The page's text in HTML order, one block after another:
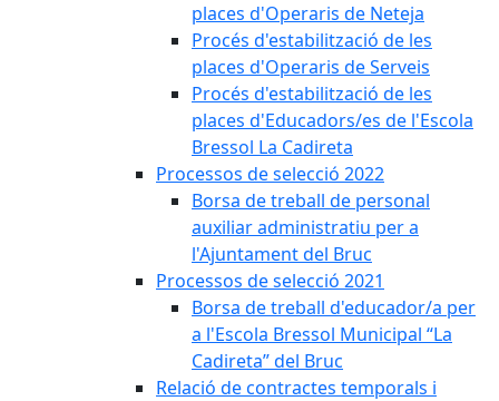
places d'Operaris de Neteja
Procés d'estabilització de les
places d'Operaris de Serveis
Procés d'estabilització de les
places d'Educadors/es de l'Escola
Bressol La Cadireta
Processos de selecció 2022
Borsa de treball de personal
auxiliar administratiu per a
l'Ajuntament del Bruc
Processos de selecció 2021
Borsa de treball d'educador/a per
a l'Escola Bressol Municipal “La
Cadireta” del Bruc
Relació de contractes temporals i